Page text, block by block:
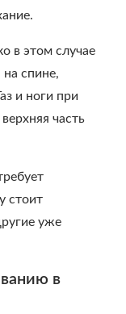
в этом случае
спине,
и ноги при
часть
стоит
уже
в